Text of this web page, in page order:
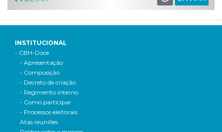
INSTITUCIONAL
- CBH-Doce
- Apresentação
- Composição
- Decreto de criação
- Regimento interno
- Como participar
- Processos eleitorais
Atas reuniões